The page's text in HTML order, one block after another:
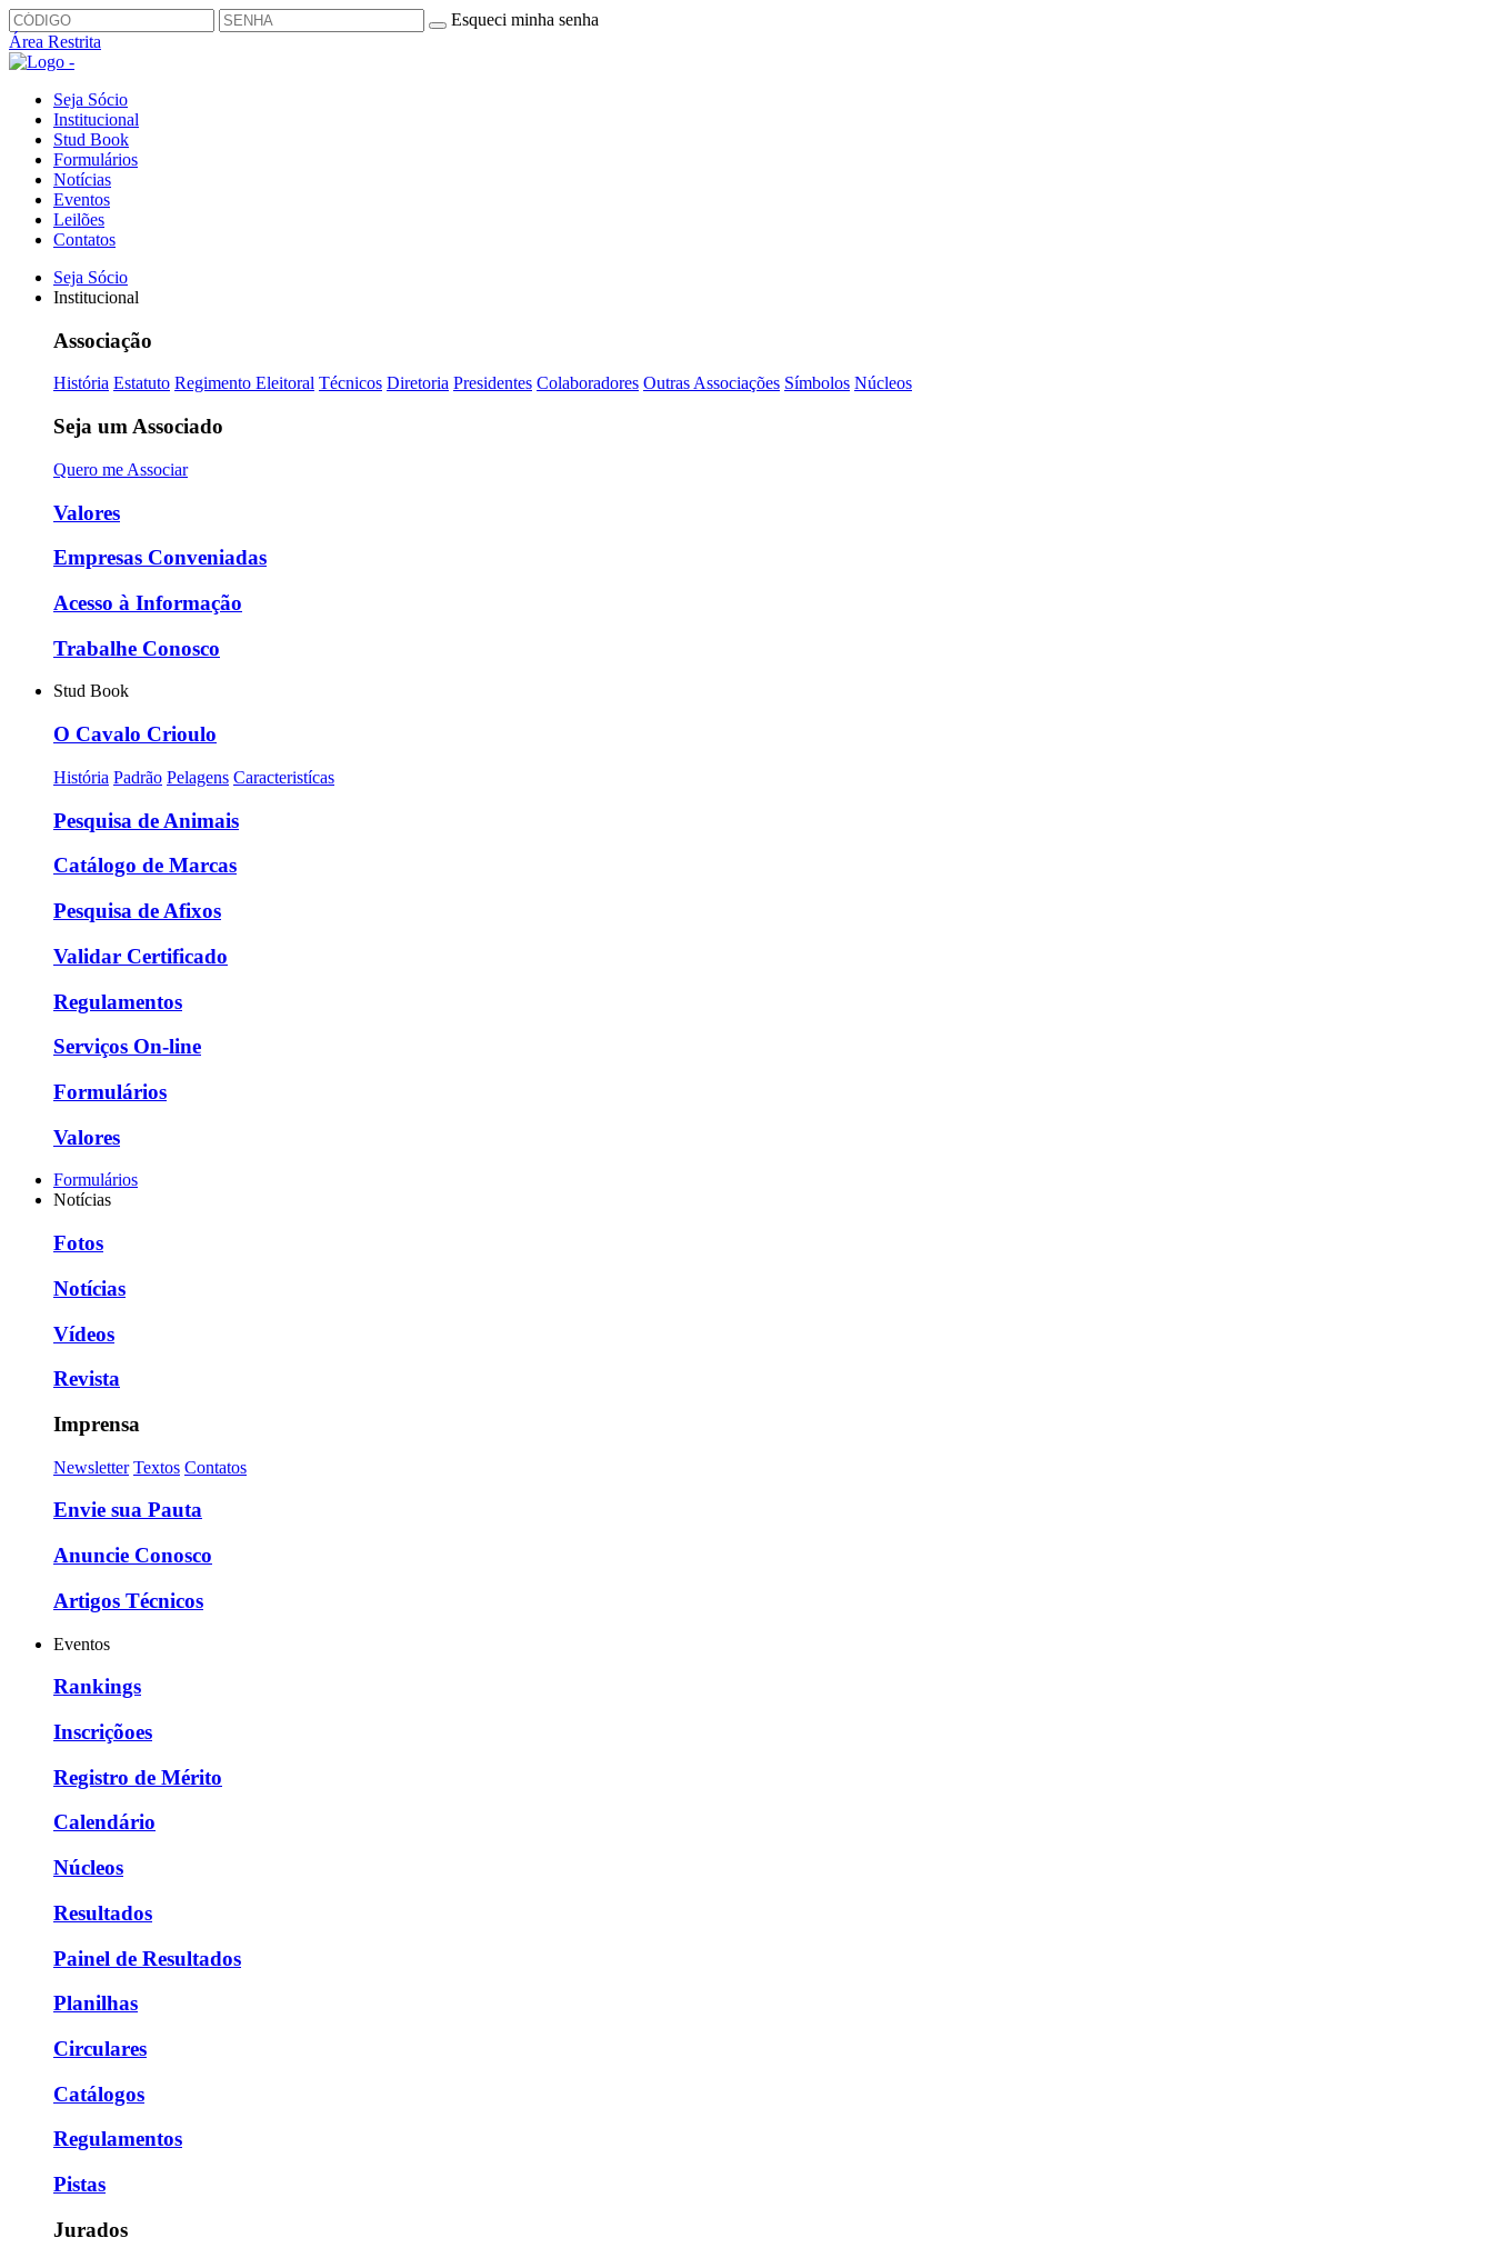
Esqueci minha senha
Área Restrita
Seja Sócio
Institucional
Stud Book
Formulários
Notícias
Eventos
Leilões
Contatos
Seja Sócio
Institucional
Associação
História Estatuto Regimento Eleitoral Técnicos Diretoria Presidentes Colaboradores Outras Associações Símbolos Núcleos
Seja um Associado
Quero me Associar
Valores
Empresas Conveniadas
Acesso à Informação
Trabalhe Conosco
Stud Book
O Cavalo Crioulo
História Padrão Pelagens Caracteristícas
Pesquisa de Animais
Catálogo de Marcas
Pesquisa de Afixos
Validar Certificado
Regulamentos
Serviços On-line
Formulários
Valores
Formulários
Notícias
Fotos
Notícias
Vídeos
Revista
Imprensa
Newsletter Textos Contatos
Envie sua Pauta
Anuncie Conosco
Artigos Técnicos
Eventos
Rankings
Inscriçõoes
Registro de Mérito
Calendário
Núcleos
Resultados
Painel de Resultados
Planilhas
Circulares
Catálogos
Regulamentos
Pistas
Jurados